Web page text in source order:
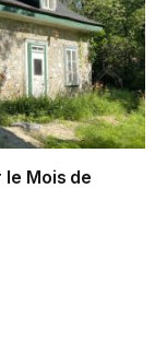
Mois de